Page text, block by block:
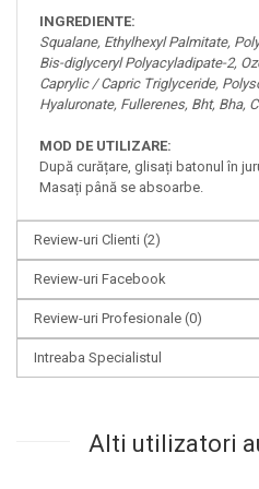
INGREDIENTE:
Squalane, Ethylhexyl Palmitate,
Bis-diglyceryl Polyacyladipate-2,
Caprylic / Capric Triglyceride,
Hyaluronate, Fullerenes, Bht, Bha,
MOD DE UTILIZARE:
După curățare, glisați batonul în
Masați până se absoarbe.
Review-uri Clienti (2)
Review-uri Facebook
Review-uri Profesionale (0)
Intreaba Specialistul
Alti utilizatori